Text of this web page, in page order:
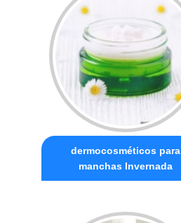
dermocosméticos para
manchas Invernada